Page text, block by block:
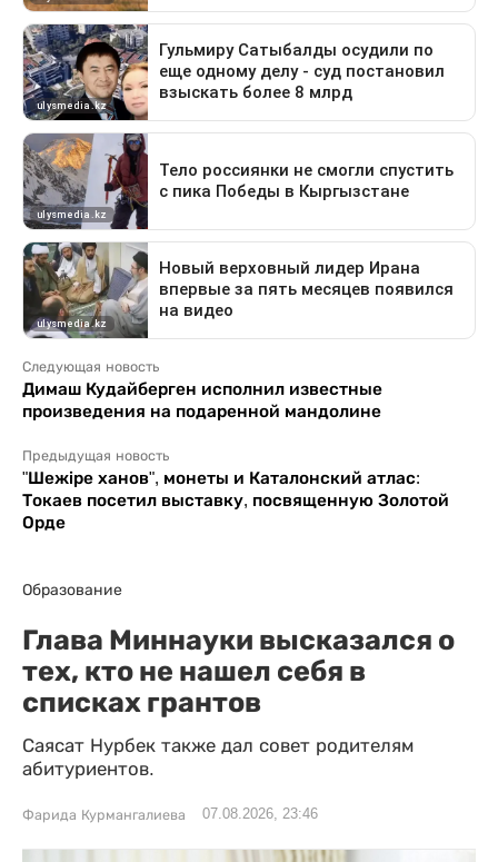
Следующая новость
Димаш Кудайберген исполнил известные
произведения на подаренной мандолине
Предыдущая новость
"Шежіре ханов", монеты и Каталонский атлас:
Токаев посетил выставку, посвященную Золотой
Орде
Образование
Глава Миннауки высказался о
тех, кто не нашел себя в
списках грантов
Саясат Нурбек также дал совет родителям
абитуриентов.
Фарида Курмангалиева 07.08.2026, 23:46